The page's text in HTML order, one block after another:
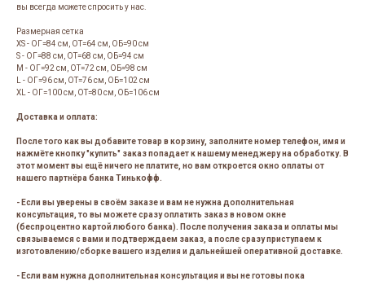
вы всегда можете спросить у нас.
Размерная сетка
XS - ОГ=84 см, ОТ=64 см, ОБ=90 см
S - ОГ=88 см, ОТ=68 см, ОБ=94 см
M - ОГ=92 см, ОТ=72 см, ОБ=98 см
L - ОГ=96 см, ОТ=76 см, ОБ=102 см
XL - ОГ=100 см, ОТ=80 см, ОБ=106 см
Доставка и оплата:
После того как вы добавите товар в корзину, заполните номер телефон, имя и
нажмёте кнопку "купить" заказ попадает к нашему менеджеру на обработку. В
этот момент вы ещё ничего не платите, но вам откроется окно оплаты от
нашего партнёра банка Тинькофф.
- Если вы уверены в своём заказе и вам не нужна дополнительная
консультация, то вы можете сразу оплатить заказ в новом окне
(беспроцентно картой любого банка). После получения заказа и оплаты мы
связываемся с вами и подтверждаем заказ, а после сразу приступаем к
изготовлению/сборке вашего изделия и дальнейшей оперативной доставке.
- Если вам нужна дополнительная консультация и вы не готовы пока